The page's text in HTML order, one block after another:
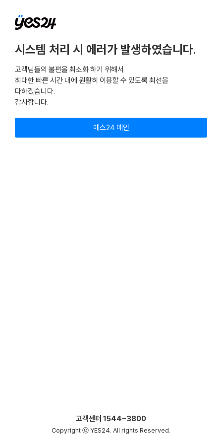
시스템 처리 시 에러가 발생하였습니다.
고객님들의 불편을 최소화 하기 위해서
최대한 빠른 시간 내에 원활히 이용할 수 있도록 최선을
다하겠습니다.
감사합니다.
예스24 메인
고객센터 1544-3800
Copyright ⓒ YES24. All rights Reserved.